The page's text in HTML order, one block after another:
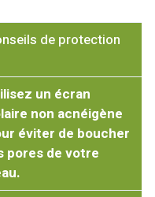
de protection
un écran
non acnéigène
éviter de boucher
pores de votre